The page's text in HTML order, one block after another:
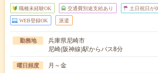
職種未経験OK 交通費別途支給あり 土日祝日が
WEB登録OK 派遣
勤務地
兵庫県尼崎市
尼崎(阪神線)駅からバス8分
曜日頻度 月～金